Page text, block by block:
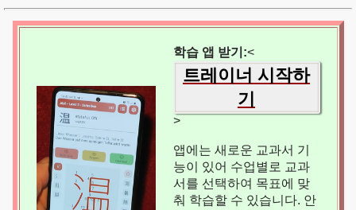
학습 앱 받기:<
트레이너 시작하
기
>
앱에는 새로운 교과서 기
능이 있어 수업별로 교과
서를 선택하여 목표에 맞
춰 학습할 수 있습니다. 안